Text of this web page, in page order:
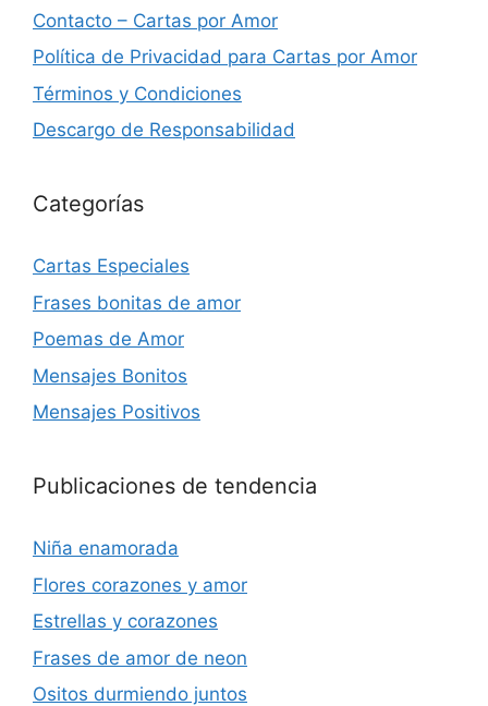
Contacto – Cartas por Amor
Política de Privacidad para Cartas por Amor
Términos y Condiciones
Descargo de Responsabilidad
Categorías
Cartas Especiales
Frases bonitas de amor
Poemas de Amor
Mensajes Bonitos
Mensajes Positivos
Publicaciones de tendencia
Niña enamorada
Flores corazones y amor
Estrellas y corazones
Frases de amor de neon
Ositos durmiendo juntos